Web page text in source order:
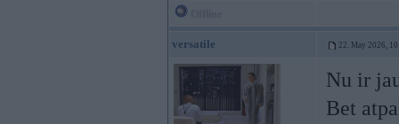
versatile 22. May 2026,
Nu ir
Bet